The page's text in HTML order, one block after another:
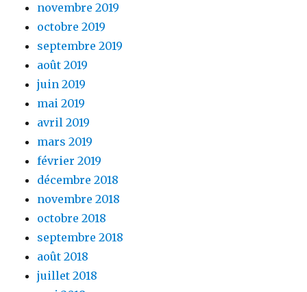
novembre 2019
octobre 2019
septembre 2019
août 2019
juin 2019
mai 2019
avril 2019
mars 2019
février 2019
décembre 2018
novembre 2018
octobre 2018
septembre 2018
août 2018
juillet 2018